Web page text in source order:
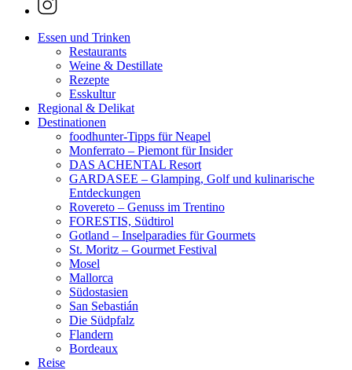
Essen und Trinken
Restaurants
Weine & Destillate
Rezepte
Esskultur
Regional & Delikat
Destinationen
foodhunter-Tipps für Neapel
Monferrato – Piemont für Insider
DAS ACHENTAL Resort
GARDASEE – Glamping, Golf und kulinarische
Entdeckungen
Rovereto – Genuss im Trentino
FORESTIS, Südtirol
Gotland – Inselparadies für Gourmets
St. Moritz – Gourmet Festival
Mosel
Mallorca
Südostasien
San Sebastián
Die Südpfalz
Flandern
Bordeaux
Reise